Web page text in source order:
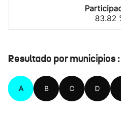
83.82
Resultado por municipios
A B C D